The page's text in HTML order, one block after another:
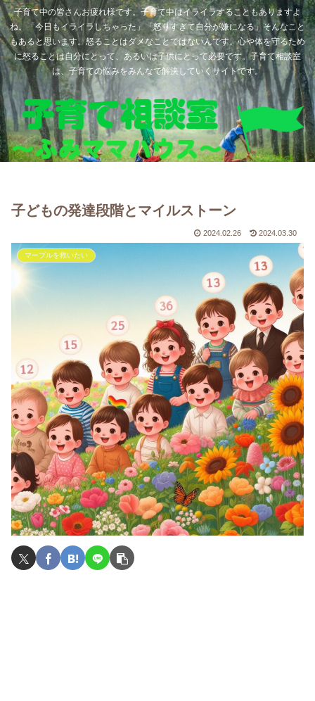
子育て中の皆さんお疲れ様です。子育て中はイライラすることもありますよ
ね。「今日もイライラしちゃった」「怒りすぎて自分が嫌になる」そんなこと
もあると思います。怒ることはダメなことではないんです。心や体を守るため
に怒ることは自分にとって、あるいは子供にとって必要です。子育て相談室
は、子育ての悩みをみんなで解決していくサイトです。
子どもの発達段階とマイルストーン
2024.02.26 2024.03.30
マーブルを救いたい